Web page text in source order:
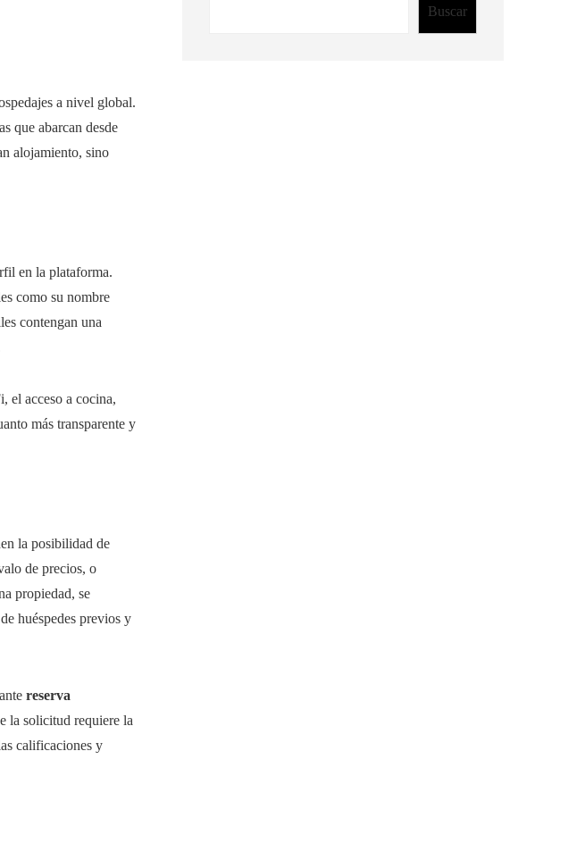
a nivel global.
que abarcan desde
alojamiento, sino
en la plataforma.
como su nombre
contengan una
el acceso a cocina,
más transparente y
la posibilidad de
de precios, o
propiedad, se
huéspedes previos y
reserva
la solicitud requiere la
calificaciones y
Buscar